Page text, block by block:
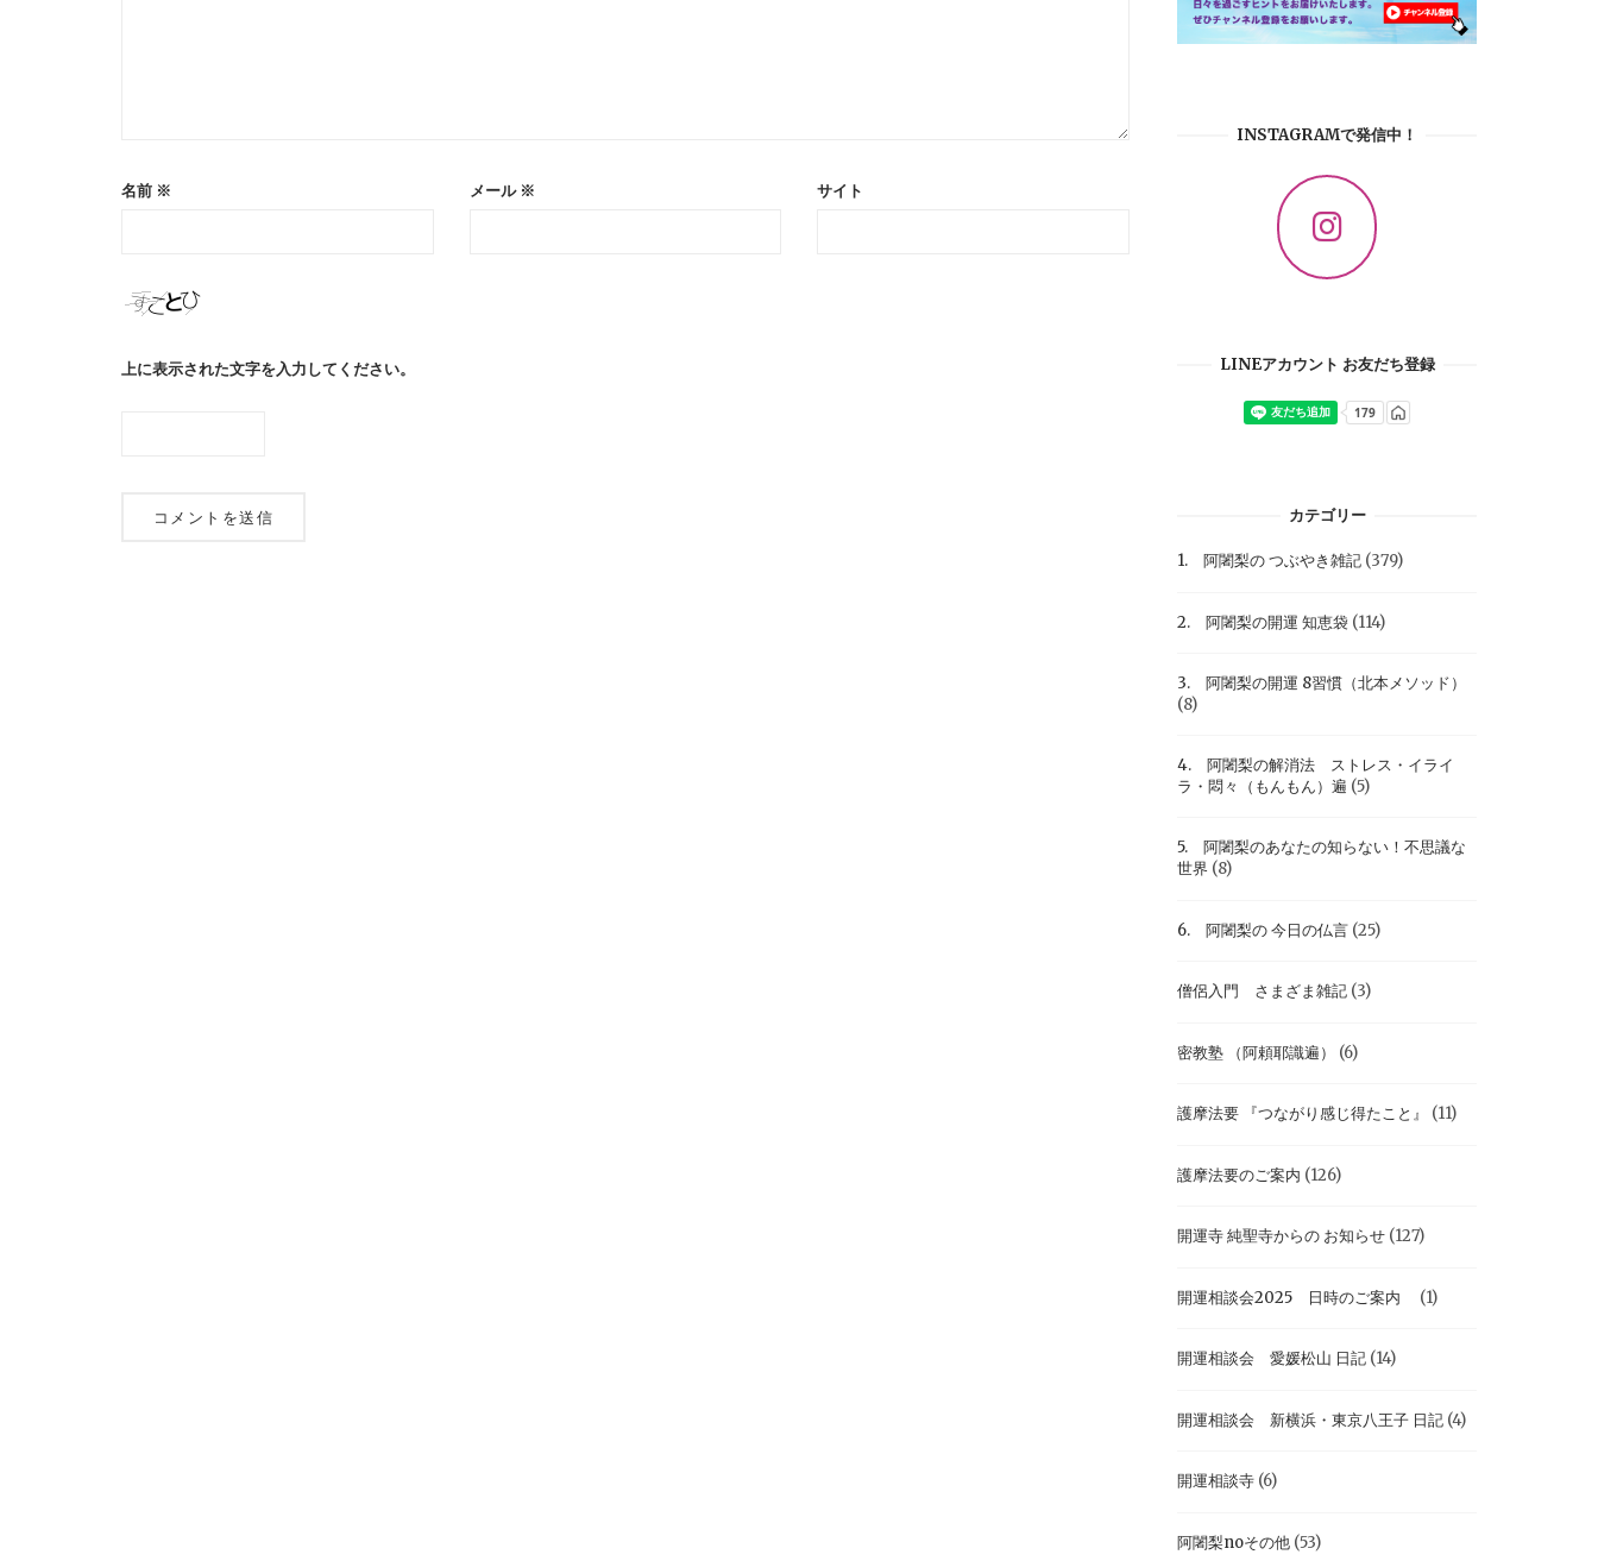
名前 ※ メール ※ サイト
上に表示された文字を入力してください。
INSTAGRAMで発信中！
LINEアカウント お友だち登録
カテゴリー
1. 阿闍梨の つぶやき雑記 (379)
2. 阿闍梨の開運 知恵袋 (114)
3. 阿闍梨の開運 8習慣（北本メソッド）
(8)
4. 阿闍梨の解消法 ストレス・イライ
ラ・悶々（もんもん）遍 (5)
5. 阿闍梨のあなたの知らない！不思議な
世界 (8)
6. 阿闍梨の 今日の仏言 (25)
僧侶入門 さまざま雑記 (3)
密教塾 （阿頼耶識遍） (6)
護摩法要 『つながり感じ得たこと』 (11)
護摩法要のご案内 (126)
開運寺 純聖寺からの お知らせ (127)
開運相談会2025 日時のご案内 (1)
開運相談会 愛媛松山 日記 (14)
開運相談会 新横浜・東京八王子 日記 (4)
開運相談寺 (6)
阿闍梨noその他 (53)